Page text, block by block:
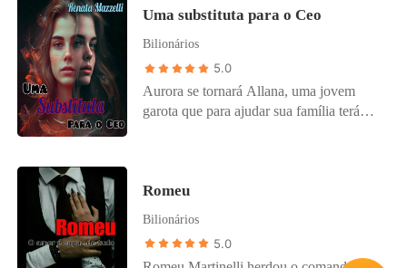
Uma substituta para o Ceo
Bilionários
5.0
Aurora se tornará Allana, uma jovem
garota que para ajudar sua família terá
entre eles, Aurora precisa amolecer o
Romeu
Bilionários
5.0